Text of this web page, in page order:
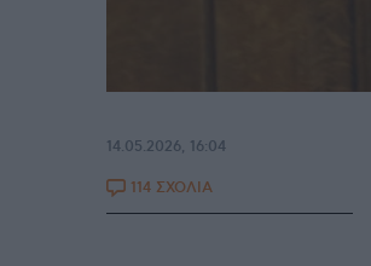
14.05.2026, 16:04
114 ΣΧΟΛΙΑ